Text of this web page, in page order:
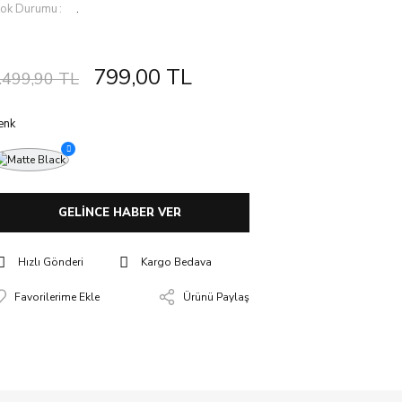
Durumu
.
TL 799,00 TL
GELİNCE HABER VER
Hızlı Gönderi Kargo Bedava
Ürünü Paylaş